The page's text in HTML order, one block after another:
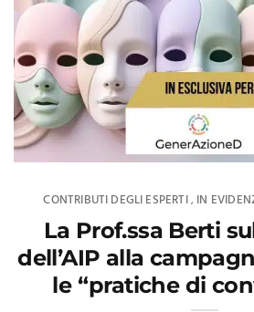
CONTRIBUTI DEGLI ESPERTI, IN
La Prof.ssa Berti
dell’AIP alla
le “pratiche di